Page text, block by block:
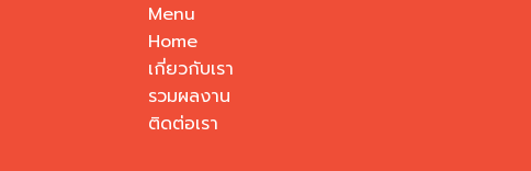
Menu
Home
เกี่ยวกับเรา
รวมผลงาน
ติดต่อเรา